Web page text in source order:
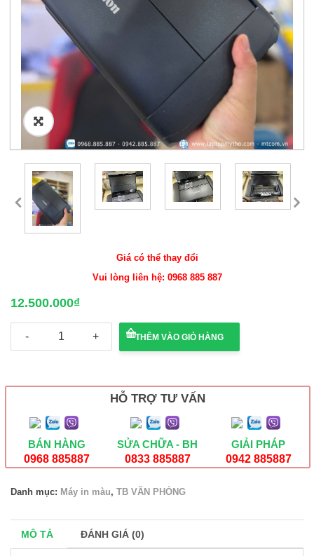
🔍
Giá có thể thay đổi
Vui lòng liên hệ: 0968 885 887
12.500.000₫
di
sử
dụng
Pin
sạc
số
THÊM VÀO GIỎ HÀNG
HỖ TRỢ TƯ VẤN
BÁN HÀNG
0968 885887
SỬA CHỮA - BH
0833 885887
GIẢI PHÁP
0942 885887
Danh mục: Máy in màu, TB VĂN PHÒNG
MÔ TẢ ĐÁNH GIÁ (0)